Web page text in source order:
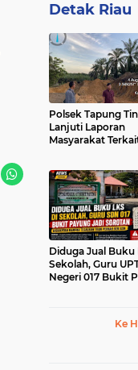
Detak Riau
Polsek Tapung
Lanjuti Laporan
Masyarakat
Diduga Jual Buku
Sekolah, Guru
Negeri 017 Bukit
Ke